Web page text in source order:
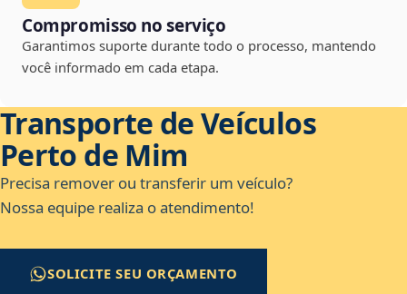
Compromisso no serviço
Garantimos suporte durante todo o processo, mantendo
você informado em cada etapa.
Transporte de Veículos
Perto de Mim
Precisa remover ou transferir um veículo?
Nossa equipe realiza o atendimento!
SOLICITE SEU ORÇAMENTO